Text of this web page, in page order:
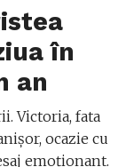
în
an
Victoria, fata
ocazie cu
emoționant.